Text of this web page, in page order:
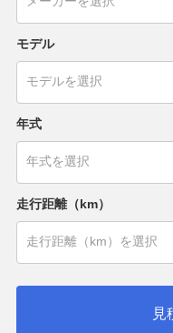
モデル
年式
走行距離（km）
見